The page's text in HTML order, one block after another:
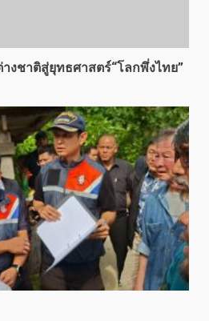
งชาติสู่ยุทธศาสตร์“โลกพึ่งไทย”